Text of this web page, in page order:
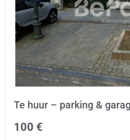
Te huur – parking &
100 €